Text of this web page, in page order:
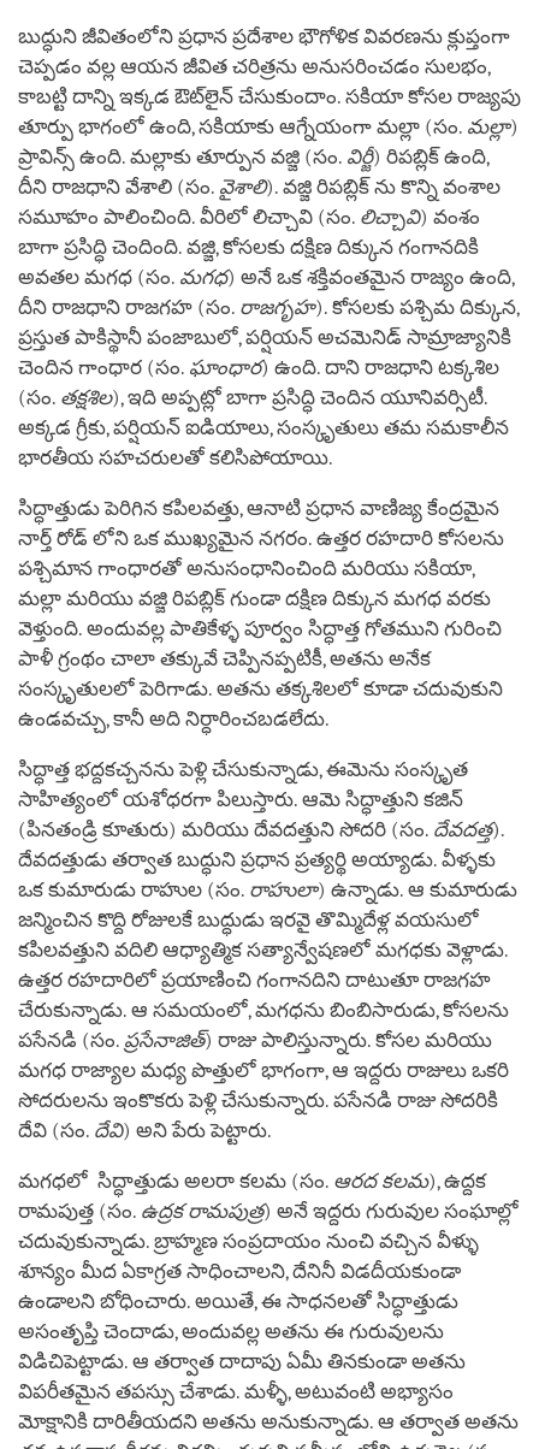
బుద్ధుని జీవితంలోని ప్రధాన ప్రదేశాల భౌగోళిక వివరణను క్లుప్తంగా
చెప్పడం వల్ల ఆయన జీవిత చరిత్రను అనుసరించడం సులభం,
కాబట్టి దాన్ని ఇక్కడ ఔట్‌లైన్ చేసుకుందాం. సకియా కోసల రాజ్యపు
తూర్పు భాగంలో ఉంది, సకియాకు ఆగ్నేయంగా మల్లా (సం. మల్లా)
ప్రావిన్స్ ఉంది. మల్లాకు తూర్పున వజ్జి (సం. విర్జీ) రిపబ్లిక్ ఉంది,
దీని రాజధాని వేశాలి (సం. వైశాలి). వజ్జి రిపబ్లిక్ ను కొన్ని వంశాల
సమూహం పాలించింది. వీరిలో లిచ్చావి (సం. లిచ్చావి) వంశం
బాగా ప్రసిద్ధి చెందింది. వజ్జి, కోసలకు దక్షిణ దిక్కున గంగానదికి
అవతల మగధ (సం. మగధ) అనే ఒక శక్తివంతమైన రాజ్యం ఉంది,
దీని రాజధాని రాజగహ (సం. రాజగృహ). కోసలకు పశ్చిమ దిక్కున,
ప్రస్తుత పాకిస్థానీ పంజాబులో, పర్షియన్ అచమెనిడ్ సామ్రాజ్యానికి
చెందిన గాంధార (సం. ఘాంధార) ఉంది. దాని రాజధాని టక్కశిల
(సం. తక్షశిల), ఇది అప్పట్లో బాగా ప్రసిద్ధి చెందిన యూనివర్సిటీ.
అక్కడ గ్రీకు, పర్షియన్ ఐడియాలు, సంస్కృతులు తమ సమకాలీన
భారతీయ సహచరులతో కలిసిపోయాయి.
సిద్ధాత్తుడు పెరిగిన కపిలవత్తు, ఆనాటి ప్రధాన వాణిజ్య కేంద్రమైన
నార్త్ రోడ్ లోని ఒక ముఖ్యమైన నగరం. ఉత్తర రహదారి కోసలను
పశ్చిమాన గాంధారతో అనుసంధానించింది మరియు సకియా,
మల్లా మరియు వజ్జి రిపబ్లిక్ గుండా దక్షిణ దిక్కున మగధ వరకు
వెళ్తుంది. అందువల్ల పాతికేళ్ళ పూర్వం సిద్ధాత్త గోతముని గురించి
పాళీ గ్రంథం చాలా తక్కువే చెప్పినప్పటికీ, అతను అనేక
సంస్కృతులలో పెరిగాడు. అతను తక్కశిలలో కూడా చదువుకుని
ఉండవచ్చు, కానీ అది నిర్ధారించబడలేదు.
సిద్ధాత్త భద్దకచ్చనను పెళ్లి చేసుకున్నాడు, ఈమెను సంస్కృత
సాహిత్యంలో యశోధరగా పిలుస్తారు. ఆమె సిద్ధాత్తుని కజిన్
(పినతండ్రి కూతురు) మరియు దేవదత్తుని సోదరి (సం. దేవదత్త).
దేవదత్తుడు తర్వాత బుద్ధుని ప్రధాన ప్రత్యర్థి అయ్యాడు. వీళ్ళకు
ఒక కుమారుడు రాహుల (సం. రాహులా) ఉన్నాడు. ఆ కుమారుడు
జన్మించిన కొద్ది రోజులకే బుద్ధుడు ఇరవై తొమ్మిదేళ్ల వయసులో
కపిలవత్తుని వదిలి ఆధ్యాత్మిక సత్యాన్వేషణలో మగధకు వెళ్లాడు.
ఉత్తర రహదారిలో ప్రయాణించి గంగానదిని దాటుతూ రాజగహ
చేరుకున్నాడు. ఆ సమయంలో, మగధను బింబిసారుడు, కోసలను
పసేనడి (సం. ప్రసేనాజిత్) రాజు పాలిస్తున్నారు. కోసల మరియు
మగధ రాజ్యాల మధ్య పొత్తులో భాగంగా, ఆ ఇద్దరు రాజులు ఒకరి
సోదరులను ఇంకొకరు పెళ్లి చేసుకున్నారు. పసేనడి రాజు సోదరికి
దేవి (సం. దేవి) అని పేరు పెట్టారు.
మగధలో సిద్ధాత్తుడు అలరా కలమ (సం. ఆరద కలమ), ఉద్దక
రామపుత్త (సం. ఉద్రక రామపుత్ర) అనే ఇద్దరు గురువుల సంఘాల్లో
చదువుకున్నాడు. బ్రాహ్మణ సంప్రదాయం నుంచి వచ్చిన వీళ్ళు
శూన్యం మీద ఏకాగ్రత సాధించాలని, దేనినీ విడదీయకుండా
ఉండాలని బోధించారు. అయితే, ఈ సాధనలతో సిద్ధాత్తుడు
అసంతృప్తి చెందాడు, అందువల్ల అతను ఈ గురువులను
విడిచిపెట్టాడు. ఆ తర్వాత దాదాపు ఏమీ తినకుండా అతను
విపరీతమైన తపస్సు చేశాడు. మళ్ళీ, అటువంటి అభ్యాసం
మోక్షానికి దారితీయదని అతను అనుకున్నాడు. ఆ తర్వాత అతను